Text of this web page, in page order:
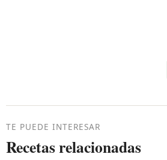
TE PUEDE INTERESAR
Recetas relacionadas